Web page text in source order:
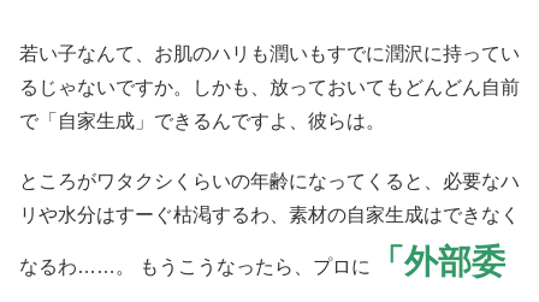
若い子なんて、お肌のハリも潤いもすでに潤沢に持ってい
るじゃないですか。しかも、放っておいてもどんどん自前
で「自家生成」できるんですよ、彼らは。
ところがワタクシくらいの年齢になってくると、必要なハ
リや水分はすーぐ枯渇するわ、素材の自家生成はできなく
なるわ……。 もうこうなったら、プロに
「外部委